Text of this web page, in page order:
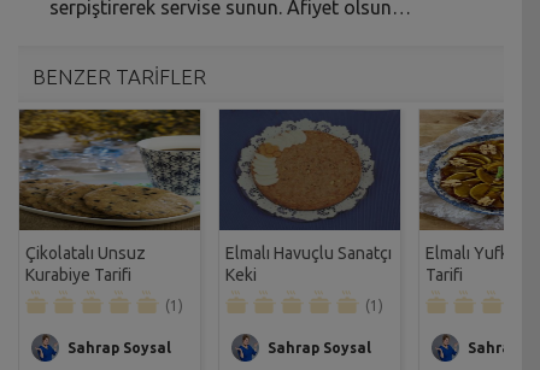
serpiştirerek servise sunun. Afiyet olsun…
BENZER TARİFLER
Çikolatalı Unsuz
Kurabiye Tarifi
(1)
Sahrap Soysal
Elmalı Havuçlu Sanatçı
Keki
(1)
Sahrap Soysal
Elmalı Yufka
Tarifi
Sahrap